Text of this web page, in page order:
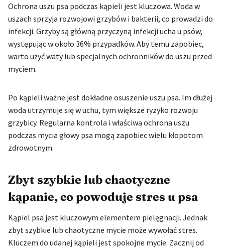
Ochrona uszu psa podczas kąpieli jest kluczowa. Woda w
uszach sprzyja rozwojowi grzybów i bakterii, co prowadzi do
infekcji. Grzyby są główną przyczyną infekcji ucha u psów,
występując w około 36% przypadków. Aby temu zapobiec,
warto użyć waty lub specjalnych ochronników do uszu przed
myciem.
Po kąpieli ważne jest dokładne osuszenie uszu psa. Im dłużej
woda utrzymuje się w uchu, tym większe ryzyko rozwoju
grzybicy. Regularna kontrola i właściwa ochrona uszu
podczas mycia głowy psa mogą zapobiec wielu kłopotom
zdrowotnym.
Zbyt szybkie lub chaotyczne
kąpanie, co powoduje stres u psa
Kąpiel psa jest kluczowym elementem pielęgnacji. Jednak
zbyt szybkie lub chaotyczne mycie może wywołać stres.
Kluczem do udanej kąpieli jest spokojne mycie. Zacznij od